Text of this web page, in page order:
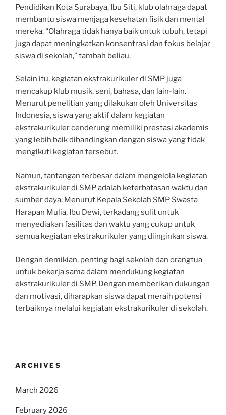
Pendidikan Kota Surabaya, Ibu Siti, klub olahraga dapat
membantu siswa menjaga kesehatan fisik dan mental
mereka. “Olahraga tidak hanya baik untuk tubuh, tetapi
juga dapat meningkatkan konsentrasi dan fokus belajar
siswa di sekolah,” tambah beliau.
Selain itu, kegiatan ekstrakurikuler di SMP juga
mencakup klub musik, seni, bahasa, dan lain-lain.
Menurut penelitian yang dilakukan oleh Universitas
Indonesia, siswa yang aktif dalam kegiatan
ekstrakurikuler cenderung memiliki prestasi akademis
yang lebih baik dibandingkan dengan siswa yang tidak
mengikuti kegiatan tersebut.
Namun, tantangan terbesar dalam mengelola kegiatan
ekstrakurikuler di SMP adalah keterbatasan waktu dan
sumber daya. Menurut Kepala Sekolah SMP Swasta
Harapan Mulia, Ibu Dewi, terkadang sulit untuk
menyediakan fasilitas dan waktu yang cukup untuk
semua kegiatan ekstrakurikuler yang diinginkan siswa.
Dengan demikian, penting bagi sekolah dan orangtua
untuk bekerja sama dalam mendukung kegiatan
ekstrakurikuler di SMP. Dengan memberikan dukungan
dan motivasi, diharapkan siswa dapat meraih potensi
terbaiknya melalui kegiatan ekstrakurikuler di sekolah.
ARCHIVES
March 2026
February 2026